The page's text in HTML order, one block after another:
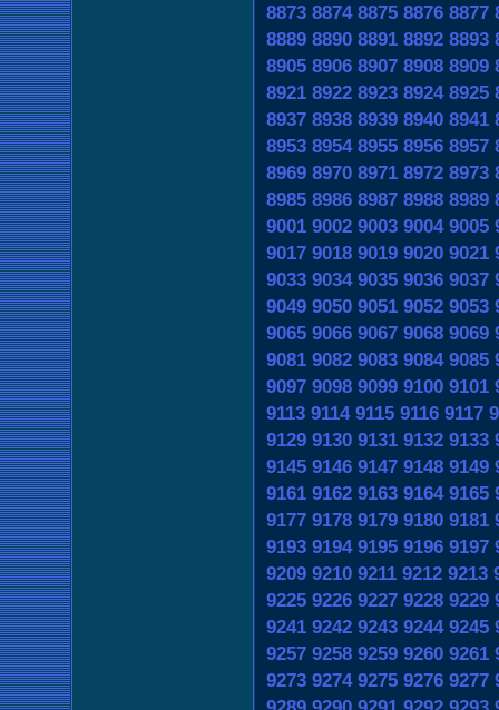
8873 8874 8875 8876 8877
8889 8890 8891 8892 8893
8905 8906 8907 8908 8909
8921 8922 8923 8924 8925
8937 8938 8939 8940 8941
8953 8954 8955 8956 8957
8969 8970 8971 8972 8973
8985 8986 8987 8988 8989
9001 9002 9003 9004 9005
9017 9018 9019 9020 9021
9033 9034 9035 9036 9037
9049 9050 9051 9052 9053
9065 9066 9067 9068 9069
9081 9082 9083 9084 9085
9097 9098 9099 9100 9101
9113 9114 9115 9116 9117
9129 9130 9131 9132 9133
9145 9146 9147 9148 9149
9161 9162 9163 9164 9165
9177 9178 9179 9180 9181
9193 9194 9195 9196 9197
9209 9210 9211 9212 9213
9225 9226 9227 9228 9229
9241 9242 9243 9244 9245
9257 9258 9259 9260 9261
9273 9274 9275 9276 9277